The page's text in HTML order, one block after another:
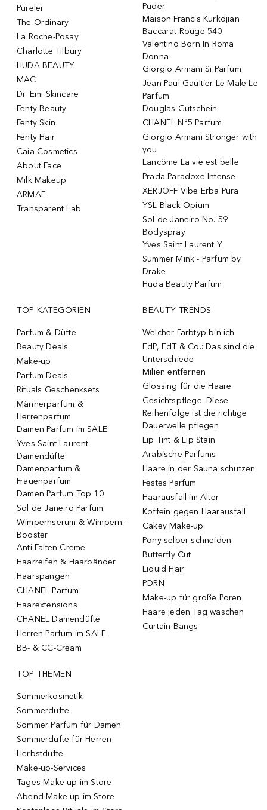
Purelei
The Ordinary
La Roche-Posay
Charlotte Tilbury
HUDA BEAUTY
MAC
Dr. Emi Skincare
Fenty Beauty
Fenty Skin
Fenty Hair
Caia Cosmetics
About Face
Milk Makeup
ARMAF
Transparent Lab
Puder
Maison Francis Kurkdjian
Baccarat Rouge 540
Valentino Born In Roma
Donna
Giorgio Armani Si Parfum
Jean Paul Gaultier Le Male Le
Parfum
Douglas Gutschein
CHANEL N°5 Parfum
Giorgio Armani Stronger with
you
Lancôme La vie est belle
Prada Paradoxe Intense
XERJOFF Vibe Erba Pura
YSL Black Opium
Sol de Janeiro No. 59
Bodyspray
Yves Saint Laurent Y
Summer Mink - Parfum by
Drake
Huda Beauty Parfum
TOP KATEGORIEN
Parfum & Düfte
Beauty Deals
Make-up
Parfum-Deals
Rituals Geschenksets
Männerparfum &
Herrenparfum
Damen Parfum im SALE
Yves Saint Laurent
Damendüfte
Damenparfum &
Frauenparfum
Damen Parfum Top 10
Sol de Janeiro Parfum
Wimpernserum & Wimpern-
Booster
Anti-Falten Creme
Haarreifen & Haarbänder
Haarspangen
CHANEL Parfum
Haarextensions
CHANEL Damendüfte
Herren Parfum im SALE
BB- & CC-Cream
BEAUTY TRENDS
Welcher Farbtyp bin ich
EdP, EdT & Co.: Das sind die
Unterschiede
Milien entfernen
Glossing für die Haare
Gesichtspflege: Diese
Reihenfolge ist die richtige
Dauerwelle pflegen
Lip Tint & Lip Stain
Arabische Parfums
Haare in der Sauna schützen
Festes Parfum
Haarausfall im Alter
Koffein gegen Haarausfall
Cakey Make-up
Pony selber schneiden
Butterfly Cut
Liquid Hair
PDRN
Make-up für große Poren
Haare jeden Tag waschen
Curtain Bangs
TOP THEMEN
Sommerkosmetik
Sommerdüfte
Sommer Parfum für Damen
Sommerdüfte für Herren
Herbstdüfte
Make-up-Services
Tages-Make-up im Store
Abend-Make-up im Store